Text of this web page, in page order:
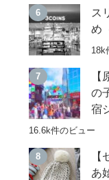
ス
め
18k
の
宿
16.6k件のビュー
あ